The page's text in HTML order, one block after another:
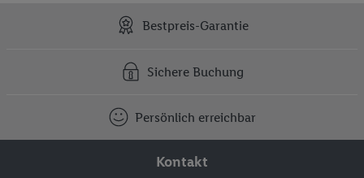
Bestpreis-Garantie
Sichere Buchung
Persönlich erreichbar
Kontakt